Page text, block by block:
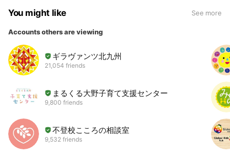
You might like See more
Accounts others are viewing
ギラヴァンツ北九州
21,054 friends
まるくる大野子育て支援センター
9,800 friends
不登校こころの相談室
9,532 friends